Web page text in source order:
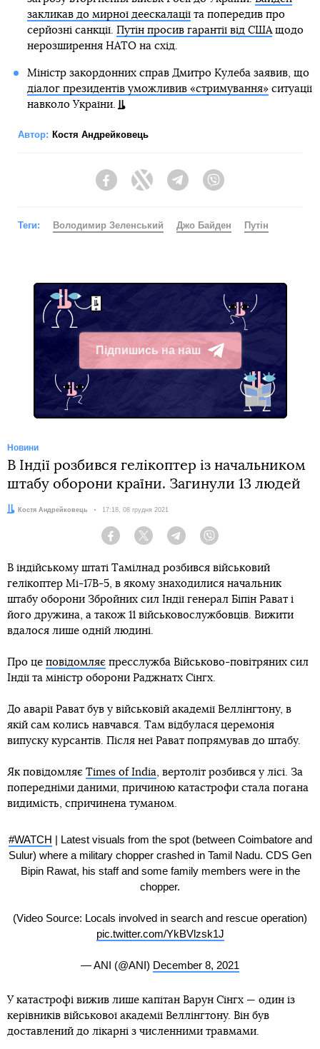
закликав до мирної деескалаціїта попередив про
серйозні санкції. Путін просив гарантії від СШАщодо
нерозширення НАТО на схід.
Міністр закордонних справ Дмитро Кулеба заявив, що
діалог президентів уможливив «стримування»ситуації
навколо України.
Автор: Костя Андрейковець
FacebookTwitter Telegram
Теги: Володимир Зеленський Джо Байден Путін
Підпишись на наш
Telegram
Новини
В Індії розбився гелікоптер із начальником
штабу оборони країни. Загинули 13 людей
Автор:Костя Андрейковець Дата:
17:18, 08 грудня 2021
Facebook Twitter Telegram
В індійському штаті Тамілнад розбився військовий
гелікоптер Мі-17В-5, в якому знаходилися начальник
штабу оборони Збройних сил Індії генерал Біпін Рават і
його дружина, а також 11 військовослужбовців. Вижити
вдалося лише одній людині.
Про це повідомляє пресслужба Військово-повітряних сил
Індії та міністр оборони Раджнатх Сінгх.
До аварії Рават був у військовій академії Веллінгтону, в
якій сам колись навчався. Там відбулася церемонія
випуску курсантів. Після неї Рават попрямував до штабу.
Як повідомляє Times of India, вертоліт розбився у лісі. За
попередніми даними, причиною катастрофи стала погана
видимість, спричинена туманом.
#WATCH | Latest visuals from the spot (between Coimbatore and
Sulur) where a military chopper crashed in Tamil Nadu. CDS Gen
Bipin Rawat, his staff and some family members were in the
chopper.
(Video Source: Locals involved in search and rescue operation)
pic.twitter.com/YkBVlzsk1J
— ANI (@ANI) December 8, 2021
У катастрофі вижив лише капітан Варун Сінгх — один із
керівників військової академії Веллінгтону. Він був
доставлений до лікарні з численними травмами.